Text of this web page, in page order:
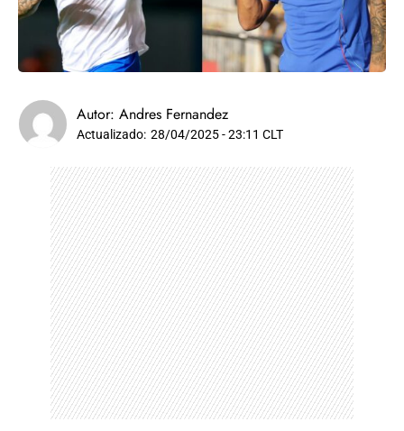
Autor: Andres Fernandez
Actualizado: 28/04/2025 - 23:11 CLT